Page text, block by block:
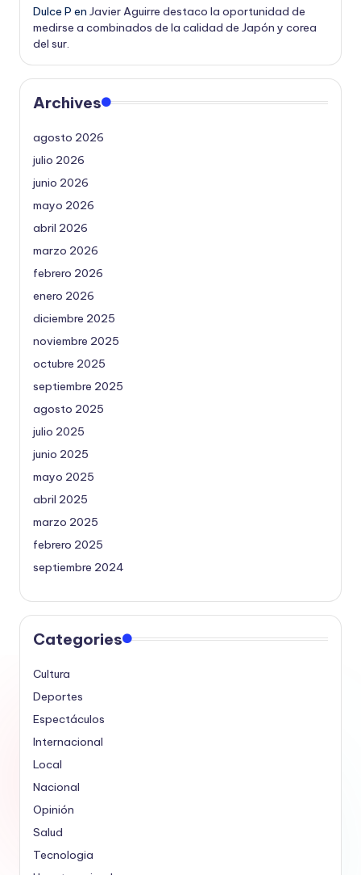
Dulce P en Javier Aguirre destaco la oportunidad de
medirse a combinados de la calidad de Japón y corea
del sur.
Archives
agosto 2026
julio 2026
junio 2026
mayo 2026
abril 2026
marzo 2026
febrero 2026
enero 2026
diciembre 2025
noviembre 2025
octubre 2025
septiembre 2025
agosto 2025
julio 2025
junio 2025
mayo 2025
abril 2025
marzo 2025
febrero 2025
septiembre 2024
Categories
Cultura
Deportes
Espectáculos
Internacional
Local
Nacional
Opinión
Salud
Tecnologia